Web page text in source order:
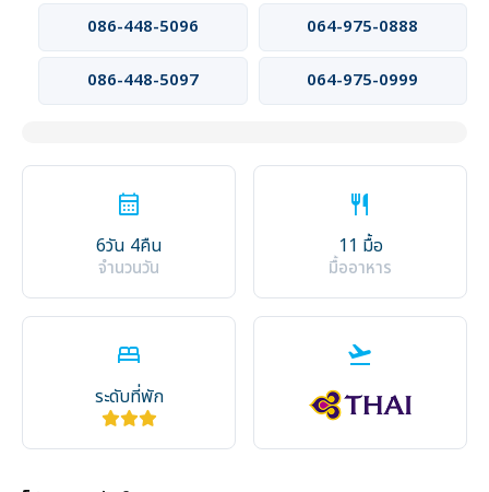
086-448-5096 064-975-0888
086-448-5097 064-975-0999
calendar_month
6วัน 4คืน
จำนวนวัน
restaurant
11 มื้อ
มื้ออาหาร
bed
ระดับที่พัก
flight_takeoff